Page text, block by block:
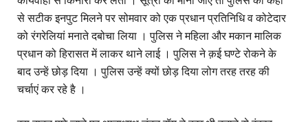
से सटीक इनपुट मिलने पर सोमवार को एक प्रधान प्रतिनिधि व कोटेदार
को रंगरेलियां मनाते दबोचा लिया । पुलिस ने महिला और मकान मालिक
प्रधान को हिरासत में लाकर थाने लाई । पुलिस ने क़ई घण्टे रोकने के
बाद उन्हें छोड़ दिया । पुलिस उन्हें क्यों छोड़ दिया लोग तरह तरह की
चर्चाएं कर रहे है ।